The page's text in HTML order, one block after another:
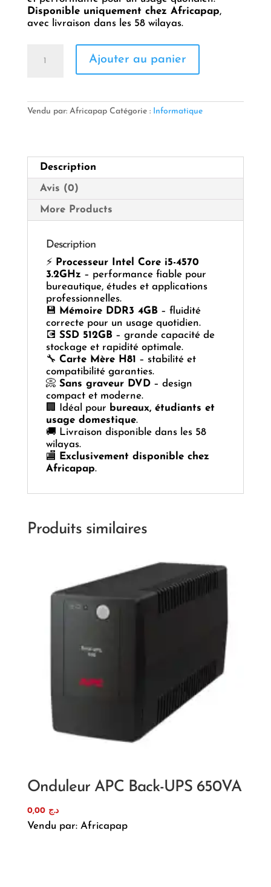
Disponible uniquement chez Africapap,
avec livraison dans les 58 wilayas.
H81
4570
3.2GHz
4GB
/
512GB
SANS
G.DVD
Ajouter au panier
Vendu par: Africapap Catégorie : Informatique
Description
Avis (0)
More Products
Description
⚡
Processeur Intel Core i5-4570
3.2GHz – performance fiable pour
bureautique, études et applications
professionnelles.
💾
Mémoire DDR3 4GB– fluidité
correcte pour un usage quotidien.
💽 SSD 512GB– grande capacité de
stockage et rapidité optimale.
🔧 Carte Mère H81 – stabilité et
compatibilité garanties.
📀 Sans graveur DVD– design
compact et moderne.
🏢 Idéal pour bureaux, étudiants et
usage domestique.
🚚 Livraison disponible dans les 58
wilayas.
🏬
Exclusivement disponible chez
Africapap.
Produits similaires
Onduleur APC Back-UPS 650VA
د.ج 0,00
Vendu par: Africapap